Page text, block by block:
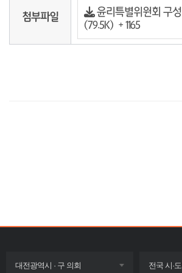
첨부파일
윤리특별위원회 구
(79.5K) + 1165
대전광역시 · 구 의회 전국 시·